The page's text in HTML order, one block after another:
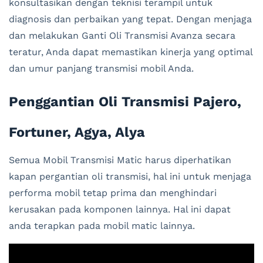
konsultasikan dengan teknisi terampil untuk
diagnosis dan perbaikan yang tepat. Dengan menjaga
dan melakukan Ganti Oli Transmisi Avanza secara
teratur, Anda dapat memastikan kinerja yang optimal
dan umur panjang transmisi mobil Anda.
Penggantian Oli Transmisi Pajero,
Fortuner, Agya, Alya
Semua Mobil Transmisi Matic harus diperhatikan
kapan pergantian oli transmisi, hal ini untuk menjaga
performa mobil tetap prima dan menghindari
kerusakan pada komponen lainnya. Hal ini dapat
anda terapkan pada mobil matic lainnya.